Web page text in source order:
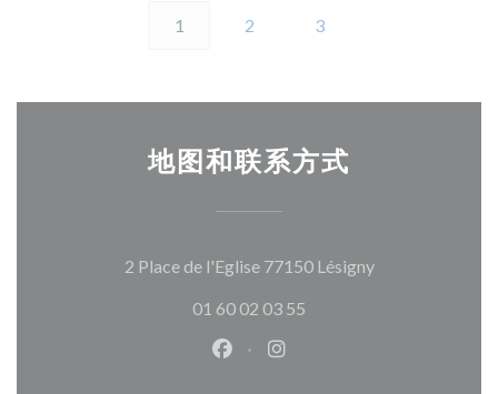
1 2 3
地图和联系方式
2 Place de l'Eglise 77150 Lésigny((在新窗口中打
01 60 02 03 55
Facebook ((在新窗口中打开))
Instagram ((在新窗口中